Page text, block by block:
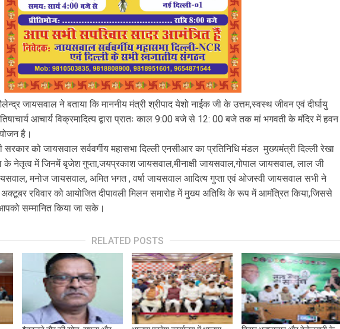
जायसवाल ने बताया कि माननीय मंत्री श्रीपाद येशो नाईक जी के उत्तम,स्वस्थ जीवन एवं दीर्घायु
आचार्य विक्रमादित्य द्वारा प्रातः काल 9:00 बजे से 12: 00 बजे तक मां भगवती के मंदिर में हवन
है।
को जायसवाल सर्ववर्गीय महासभा दिल्ली एनसीआर का प्रतिनिधि मंडल मुख्यमंत्री दिल्ली रेखा
नेतृत्व में जिनमें बृजेश गुप्ता,जयप्रकाश जायसवाल,मीनाक्षी जायसवाल,गोपाल जायसवाल, लाल जी
मनोज जायसवाल, अमित भगत , वर्षा जायसवाल आदित्य गुप्ता एवं ओजस्वी जायसवाल सभी ने
रविवार को आयोजित दीपावली मिलन समारोह में मुख्य अतिथि के रूप में आमंत्रित किया,जिससे
सम्मानित किया जा सके।
RELATED POSTS